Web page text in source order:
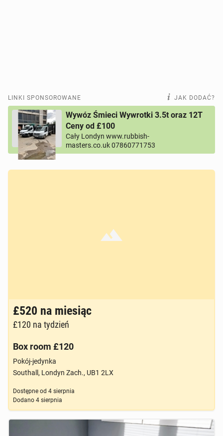
LINKI SPONSOROWANE JAK DODAĆ?
Wywóz Śmieci Wywrotki 3.5t oraz 12T
Ceny od £100
Cały Londyn www.rubbish-
masters.co.uk 07860771753
Brak zdjęcia
£520 na miesiąc
£120 na tydzień
Box room £120
Pokój-jedynka
Southall, Londyn Zach., UB1 2LX
Dostępne od 4 sierpnia
Dodano 4 sierpnia